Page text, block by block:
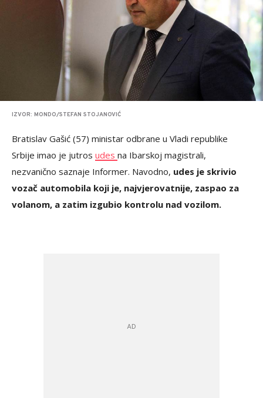
IZVOR: MONDO/STEFAN STOJANOVIĆ
Bratislav Gašić (57) ministar odbrane u Vladi republike
Srbije imao je jutros udes na Ibarskoj magistrali,
nezvanično saznaje Informer. Navodno, udes je skrivio
vozač automobila koji je, najvjerovatnije, zaspao za
volanom, a zatim izgubio kontrolu nad vozilom.